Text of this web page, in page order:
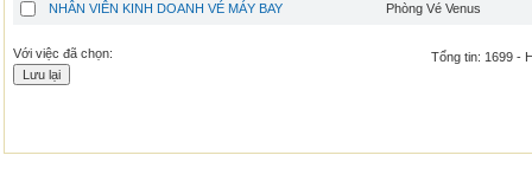
NHÂN VIÊN KINH DOANH VÉ MÁY BAY Phòng Vé Venus
Với việc đã chọn: Tổng tin: 1699 -